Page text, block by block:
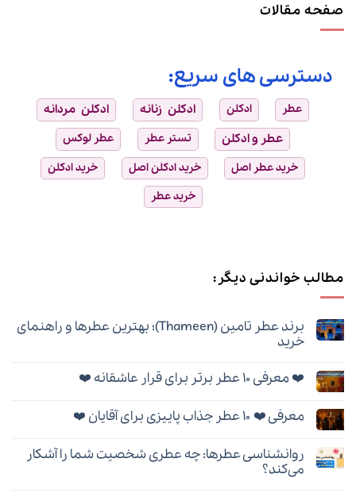
صفحه مقالات
دسترسی های سریع:
عطر ادکلن ادکلن زنانه
ادکلن مردانه
عطر و ادکلن
تستر عطر
عطر لوکس
خرید عطر اصل
خرید ادکلن اصل
خرید ادکلن
خرید عطر
مطالب خواندنی دیگر:
برند عطر تامین (Thameen)؛ بهترین عطرها و راهنمای
خرید
برای
(Thameen)؛
و
راهنمای
خرید
ثبت
❤️ معرفی ۱۰ عطر برتر برای قرار عاشقانه ❤️
برای
❤️
عطر
برتر
برای
ثبت
نشده
معرفی ❤️ ۱۰ عطر جذاب پاییزی برای آقایان ❤️
برای
معرفی
❤️
ثبت
نشده
روانشناسی عطرها: چه عطری شخصیت شما را آشکار
می‌کند؟